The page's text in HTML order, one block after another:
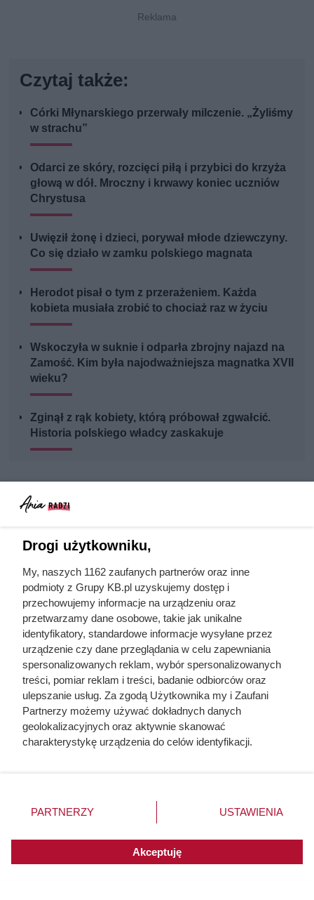
Czytaj także:
Córki Młynarskiego przerwały milczenie. „Żyliśmy
w strachu”
Odarci ze skóry, rozcięci piłą i przybici do krzyża
głową w dół. Mroczny i krwawy koniec uczniów
Chrystusa
Uwięził żonę i dzieci, porywał młode dziewczyny.
Co się działo w zamku polskiego magnata
Herodot pisał o tym z przerażeniem. Każda
kobieta musiała zrobić to chociaż raz w życiu
Wskoczyła w suknie i odparła zbrojny najazd na
Zamość. Kim była najodważniejsza magnatka XVII
wieku?
Zginął z rąk kobiety, którą próbował zgwałcić.
Historia polskiego władcy zaskakuje
Doprowadził do śmierci większej
liczby ludzi niż Hitler i Stalin
razem wzięci. Mimo to czczą go
Drogi użytkowniku,
My, naszych 1162 zaufanych partnerów oraz inne
podmioty z Grupy KB.pl uzyskujemy dostęp i
przechowujemy informacje na urządzeniu oraz
przetwarzamy dane osobowe, takie jak unikalne
identyfikatory, standardowe informacje wysyłane przez
urządzenie czy dane przeglądania w celu zapewniania
spersonalizowanych reklam, wybór spersonalizowanych
treści, pomiar reklam i treści, badanie odbiorców oraz
ulepszanie usług. Za zgodą Użytkownika my i Zaufani
Partnerzy możemy używać dokładnych danych
geolokalizacyjnych oraz aktywnie skanować
charakterystykę urządzenia do celów identyfikacji.
zmienić/wycofać klikając przycisk ustawień prywatności
znajdujący się w lewym dolnym rogu strony. Niektóre
użytkownika, ale masz prawo sprzeciwić się takiemu
przetwarzaniu. Preferencje będą miały zastosowania do
PARTNERZY USTAWIENIA
Akceptuję